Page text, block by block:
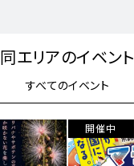
同エリアのイベント
すべてのイベント
開催中